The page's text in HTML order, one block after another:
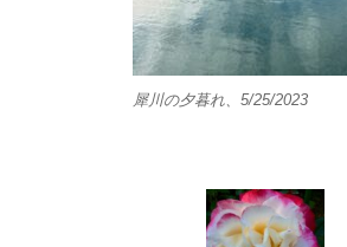
犀川の夕暮れ、5/25/2023